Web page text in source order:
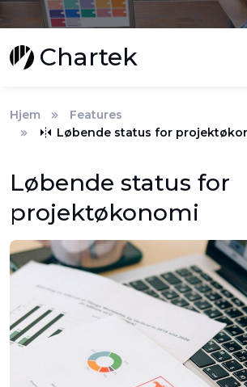
Chartek
Hjem
Features
Løbende status for
Løbende status for
projektøkonomi